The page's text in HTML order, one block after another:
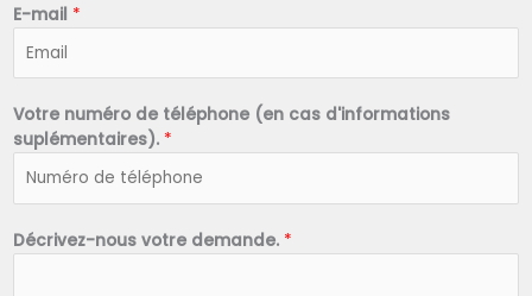
*
E-mail *
Votre numéro de téléphone (en cas d'informations
suplémentaires). *
Décrivez-nous votre demande. *